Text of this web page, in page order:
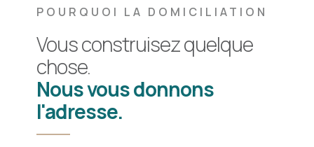
POURQUOI LA DOMICILIATION
Vous construisez quelque
chose.
Nous vous donnons
l'adresse.